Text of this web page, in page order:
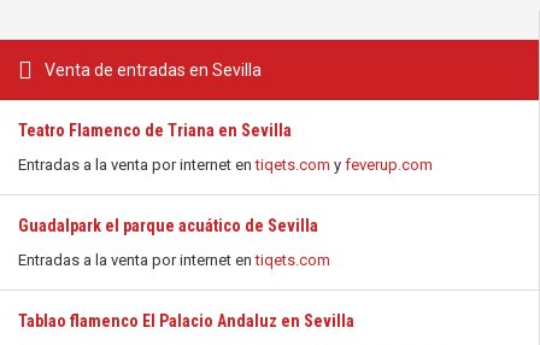
Venta de entradas en Sevilla
Teatro Flamenco de Triana en Sevilla
Entradas a la venta por internet entiqets.com y feverup.com
Guadalpark el parque acuático de Sevilla
Entradas a la venta por internet entiqets.com
Tablao flamenco El Palacio Andaluz en Sevilla